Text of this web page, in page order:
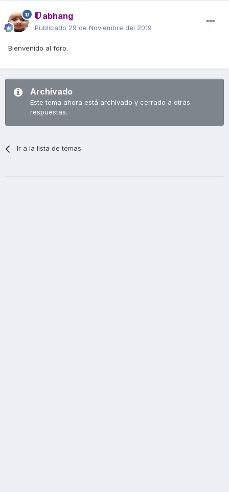
abhang
Publicado 29 de Noviembre del 2019
Bienvenido al foro.
Archivado
Este tema ahora está archivado y cerrado a otras
respuestas.
Ir a la lista de temas